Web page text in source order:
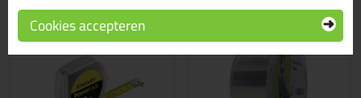
Cookies accepteren